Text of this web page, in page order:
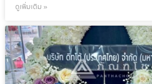
ดูเพิ่มเติม »